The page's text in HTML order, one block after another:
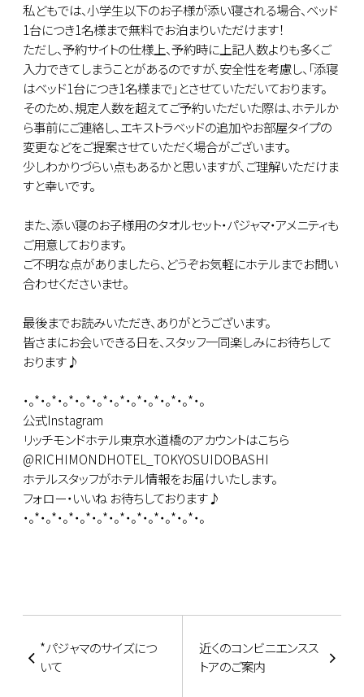
私どもでは、小学生以下のお子様が添い寝される場合、ベッド
1台につき1名様まで無料でお泊まりいただけます！
ただし、予約サイトの仕様上、予約時に上記人数よりも多くご
入力できてしまうことがあるのですが、安全性を考慮し、「添寝
はベッド1台につき1名様まで」とさせていただいております。
そのため、規定人数を超えてご予約いただいた際は、ホテルか
ら事前にご連絡し、エキストラベッドの追加やお部屋タイプの
変更などをご提案させていただく場合がございます。
少しわかりづらい点もあるかと思いますが、ご理解いただけま
すと幸いです。
また、添い寝のお子様用のタオルセット・パジャマ・アメニティも
ご用意しております。
ご不明な点がありましたら、どうぞお気軽にホテルまでお問い
合わせくださいませ。
最後までお読みいただき、ありがとうございます。
皆さまにお会いできる日を、スタッフ一同楽しみにお待ちして
おります♪
・。*・。*・。*・。*・。*・。*・。*・。*・。*・。*・。
公式Instagram
リッチモンドホテル東京水道橋のアカウントはこちら
@RICHIMONDHOTEL_TOKYOSUIDOBASHI
ホテルスタッフがホテル情報をお届けいたします。
フォロー・いいね お待ちしております♪
・。*・。*・。*・。*・。*・。*・。*・。*・。*・。*・。
*パジャマのサイズにつ
いて
近くのコンビニエンスス
トアのご案内